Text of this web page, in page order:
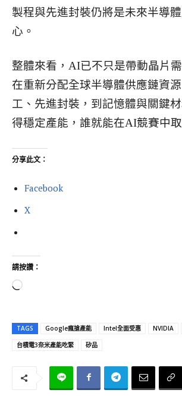
製程與先進封裝仍將是未來半導
心。
整體來看，AI已不只是帶動晶片
在重新分配全球半導體供應鏈資
工、先進封裝，到記憶體與關鍵
得穩定產能，誰就能在AI競賽中
分享此文：
Facebook
X
請按讚：
正
入
.
.
TAGS Google瘋搶產能 Intel全面受惠 NVIDIA
台積電3奈米產能吃緊
矽品